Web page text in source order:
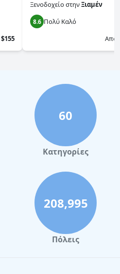
$155
ΞενοδοχείοστηνΞιαμέν
8.6 Πολύ Καλό
Από
60
Κατηγορίες
208,995
Πόλεις